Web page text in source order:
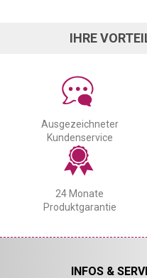
IHRE
Ausgezeichneter
Kundenservice
24 Monate
Produktgarantie
INFOS &